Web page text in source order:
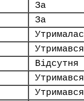
За
За
Утримався
Відсутня
Утримався
Утримався